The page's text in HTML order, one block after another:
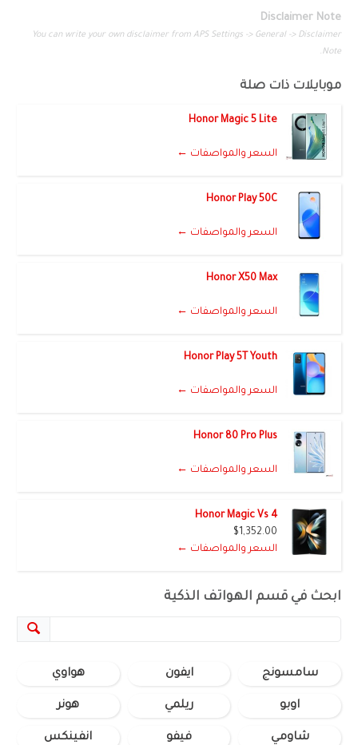
Disclaimer Note
You can write your own disclaimer from APS Settings -> General -> Disclaimer
Note.
موبايلات ذات صلة
Honor Magic 5 Lite
السعر والمواصفات ←
Honor Play 50C
السعر والمواصفات ←
Honor X50 Max
السعر والمواصفات ←
Honor Play 5T Youth
السعر والمواصفات ←
Honor 80 Pro Plus
السعر والمواصفات ←
Honor Magic Vs 4
$1,352.00
السعر والمواصفات ←
ابحث في قسم الهواتف الذكية
سامسونج ايفون هواوي
اوبو ريلمي هونر
شاومي فيفو انفينكس